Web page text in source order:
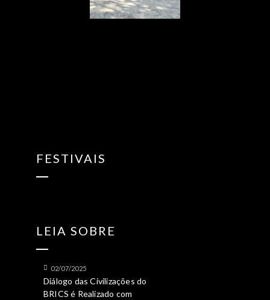
FESTIVAIS
LEIA SOBRE
02/07/2025
Diálogo das Civilizações do
BRICS é Realizado com